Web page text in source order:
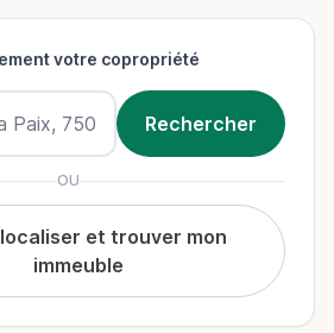
votre copropriété
OU
et trouver mon
immeuble